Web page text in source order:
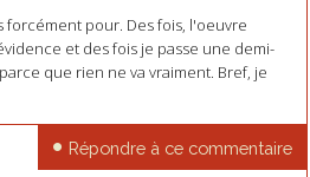
forcément pour. Des fois, l'oeuvre
et des fois je passe une demi-
que rien ne va vraiment. Bref, je
Répondre à ce commentaire